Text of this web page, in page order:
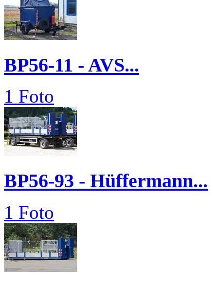
BP56-11 - AVS...
1 Foto
BP56-93 - Hüffermann...
1 Foto